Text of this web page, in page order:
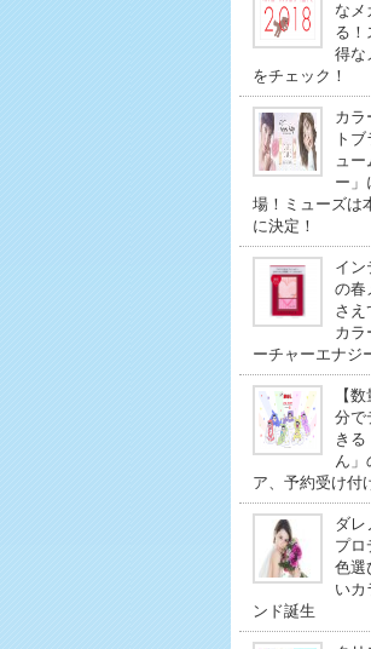
なメ
る！
得な
をチェック！
カラ
ト
ュー
ー」
場！ミューズは
に決定！
イン
の春
さえ
カラ
ーチャーエナジ
【
分で
きる
ん」
ア、予約受け付
ダレ
プロ
色選
いカ
ンド誕生